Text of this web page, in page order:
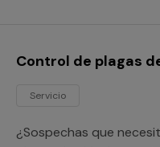
Control de plagas
Servicio
¿Sospechas que